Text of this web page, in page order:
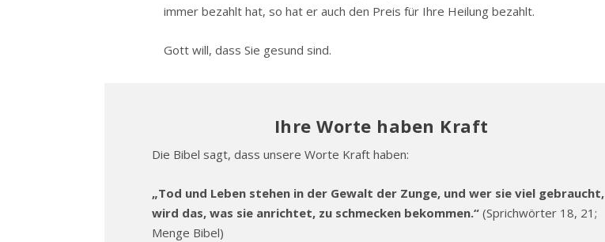
immer bezahlt hat, so hat er auch den Preis für Ihre Heilung bezahlt.
Gott will, dass Sie gesund sind.
Ihre Worte haben Kraft
Die Bibel sagt, dass unsere Worte Kraft haben:
„Tod und Leben stehen in der Gewalt der Zunge, und wer sie viel gebraucht,
wird das, was sie anrichtet, zu schmecken bekommen.“ (Sprichwörter 18, 21;
Menge Bibel)